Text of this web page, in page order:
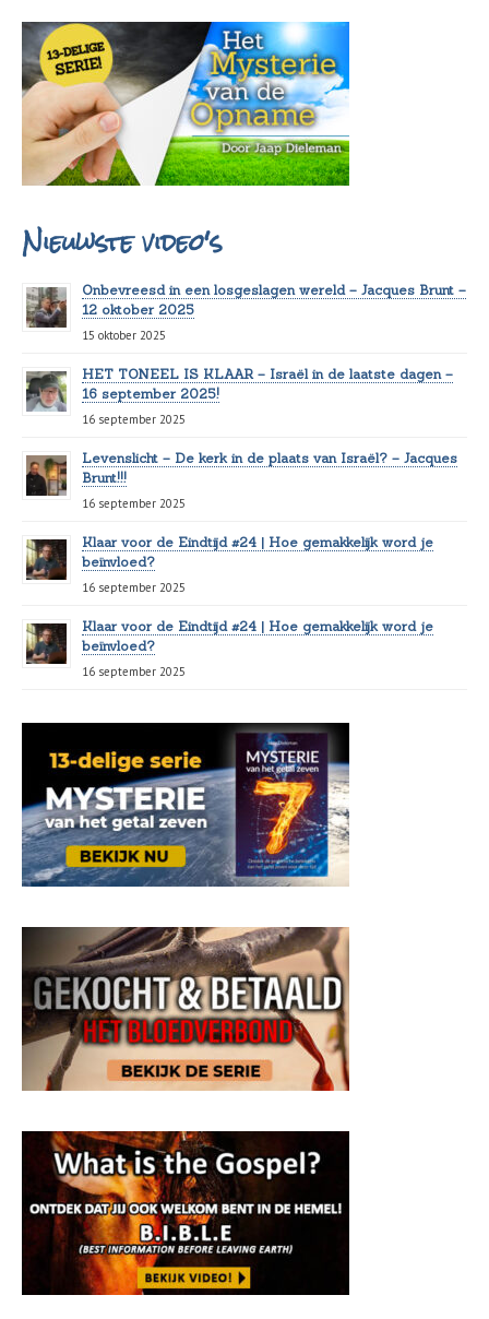
Nieuwste video's
Onbevreesd in een losgeslagen wereld – Jacques Brunt –
12 oktober 2025
15 oktober 2025
HET TONEEL IS KLAAR – Israël in de laatste dagen –
16 september 2025!
16 september 2025
Levenslicht – De kerk in de plaats van Israël? – Jacques
Brunt!!!
16 september 2025
Klaar voor de Eindtijd #24 | Hoe gemakkelijk word je
beïnvloed?
16 september 2025
Klaar voor de Eindtijd #24 | Hoe gemakkelijk word je
beïnvloed?
16 september 2025